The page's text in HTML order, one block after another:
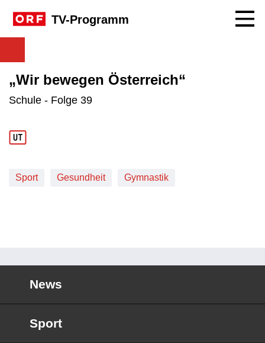
TV-Programm
„Wir bewegen Österreich“
Schule - Folge 39
Sport Gesundheit Gymnastik
News
Sport